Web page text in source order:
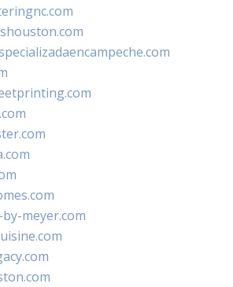
meyer.com